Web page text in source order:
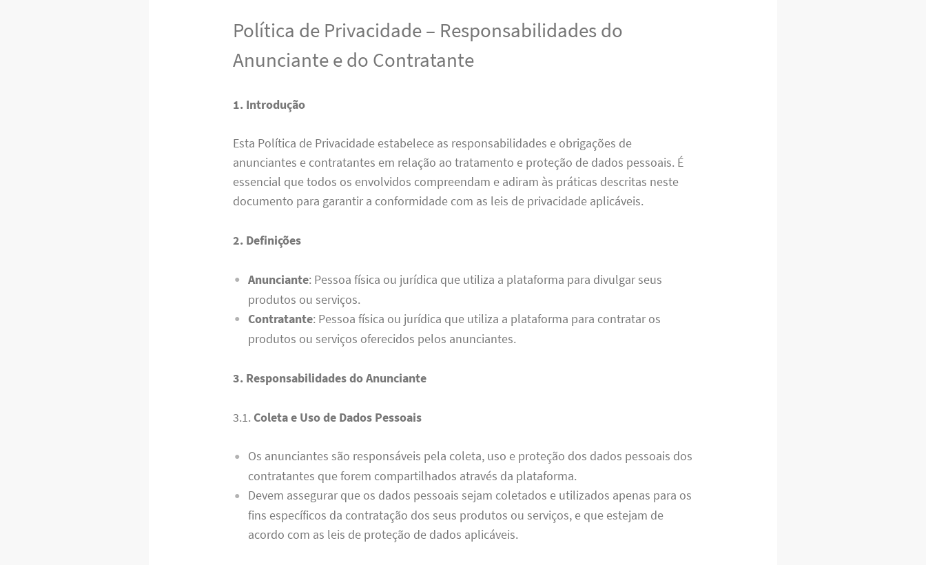
Política de Privacidade – Responsabilidades do
Anunciante e do Contratante
1. Introdução
Esta Política de Privacidade estabelece as responsabilidades e obrigações de
anunciantes e contratantes em relação ao tratamento e proteção de dados pessoais. É
essencial que todos os envolvidos compreendam e adiram às práticas descritas neste
documento para garantir a conformidade com as leis de privacidade aplicáveis.
2. Definições
Anunciante: Pessoa física ou jurídica que utiliza a plataforma para divulgar seus
produtos ou serviços.
Contratante: Pessoa física ou jurídica que utiliza a plataforma para contratar os
produtos ou serviços oferecidos pelos anunciantes.
3. Responsabilidades do Anunciante
3.1. Coleta e Uso de Dados Pessoais
Os anunciantes são responsáveis pela coleta, uso e proteção dos dados pessoais dos
contratantes que forem compartilhados através da plataforma.
Devem assegurar que os dados pessoais sejam coletados e utilizados apenas para os
fins específicos da contratação dos seus produtos ou serviços, e que estejam de
acordo com as leis de proteção de dados aplicáveis.